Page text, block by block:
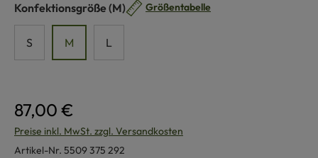
Konfektionsgröße auswählen
(M) Größentabelle
S M L
87,00 €
Preise inkl. MwSt. zzgl. Versandkosten
Artikel-Nr. 5509 375 292